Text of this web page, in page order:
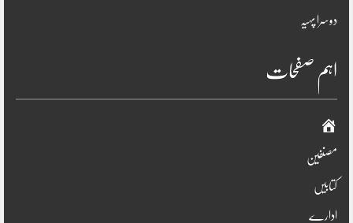
دوسرا پہیہ
اہم صفحات
صفحہ
اوّل
مصنفین
کتابیں
ادارے